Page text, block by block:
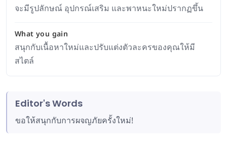
จะมีรูปลักษณ์ อุปกรณ์เสริม และพาหนะใหม่ปรากฏขึ้น
What you gain
สนุกกับเนื้อหาใหม่และปรับแต่งตัวละครของคุณให้มี
สไตล์
Editor's Words
ขอให้สนุกกับการผจญภัยครั้งใหม่!